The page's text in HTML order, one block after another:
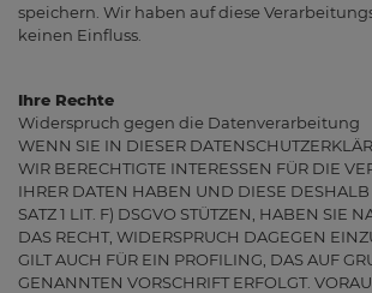
speichern. Wir haben auf diese
keinen Einfluss.
Ihre Rechte
Widerspruch gegen die Datenverarbeitung
WENN SIE IN DIESER
WIR BERECHTIGTE INTERESSEN FÜR DIE
IHRER DATEN HABEN UND DIESE DESHALB
SATZ 1 LIT. F) DSGVO STÜTZEN, HABEN SIE
DAS RECHT, WIDERSPRUCH DAGEGEN
GILT AUCH FÜR EIN PROFILING, DAS AUF
GENANNTEN VORSCHRIFT ERFOLGT.